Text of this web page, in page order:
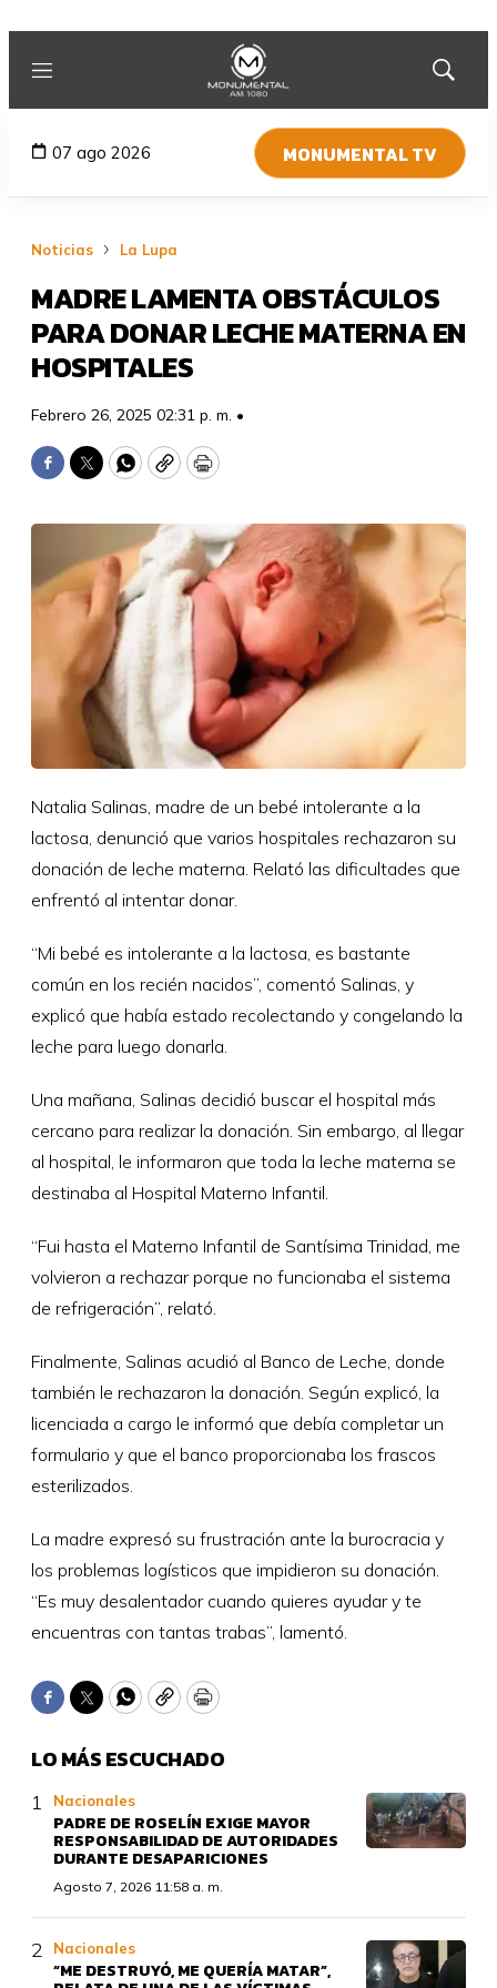
Menú
Mostrar
07 ago 2026 MONUMENTAL TV
Noticias La Lupa
MADRE LAMENTA OBSTÁCULOS
PARA DONAR LECHE MATERNA EN
HOSPITALES
Febrero 26, 2025 02:31 p. m. •
Facebook
TwitterWhatsApp
CopyPrint
Natalia Salinas, madre de un bebé intolerante a la
lactosa, denunció que varios hospitales rechazaron su
donación de leche materna. Relató las dificultades que
enfrentó al intentar donar.
“Mi bebé es intolerante a la lactosa, es bastante
común en los recién nacidos”, comentó Salinas, y
explicó que había estado recolectando y congelando la
leche para luego donarla.
Una mañana, Salinas decidió buscar el hospital más
cercano para realizar la donación. Sin embargo, al llegar
al hospital, le informaron que toda la leche materna se
destinaba al Hospital Materno Infantil.
“Fui hasta el Materno Infantil de Santísima Trinidad, me
volvieron a rechazar porque no funcionaba el sistema
de refrigeración”, relató.
Finalmente, Salinas acudió al Banco de Leche, donde
también le rechazaron la donación. Según explicó, la
licenciada a cargo le informó que debía completar un
formulario y que el banco proporcionaba los frascos
esterilizados.
La madre expresó su frustración ante la burocracia y
los problemas logísticos que impidieron su donación.
“Es muy desalentador cuando quieres ayudar y te
encuentras con tantas trabas”, lamentó.
Facebook
TwitterWhatsApp
CopyPrint
LO MÁS ESCUCHADO
Nacionales
PADRE DE ROSELÍN EXIGE MAYOR
RESPONSABILIDAD DE AUTORIDADES
DURANTE DESAPARICIONES
Agosto 7, 2026 11:58 a. m.
Nacionales
“ME DESTRUYÓ, ME QUERÍA MATAR”,